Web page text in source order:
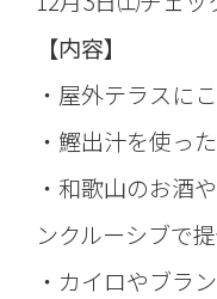
【内容】
・屋外テラスに
・鰹出汁を使っ
・和歌山のお酒
ンクルーシブで
・カイロやブラ